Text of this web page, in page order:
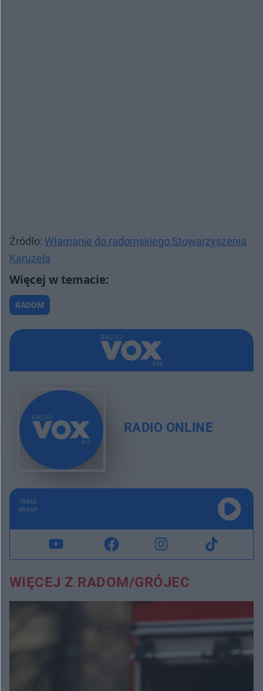
Źródło: Włamanie do radomskiego Stowarzyszenia
Karuzela
RADOM
RADIO ONLINE
TERAZ
GRAMY
WIĘCEJ Z RADOM/GRÓJEC